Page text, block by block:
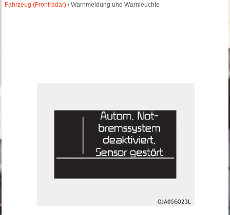
Fahrzeug (Frontradar) / Warnmeldung und Warnleuchte